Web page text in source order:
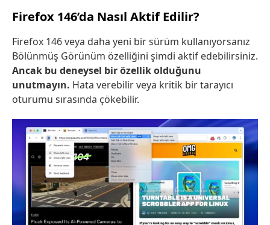
Firefox 146’da Nasıl Aktif Edilir?
Firefox 146 veya daha yeni bir sürüm kullanıyorsanız
Bölünmüş Görünüm özelliğini şimdi aktif edebilirsiniz.
Ancak bu deneysel bir özellik olduğunu
unutmayın. Hata verebilir veya kritik bir tarayıcı
oturumu sırasında çökebilir.